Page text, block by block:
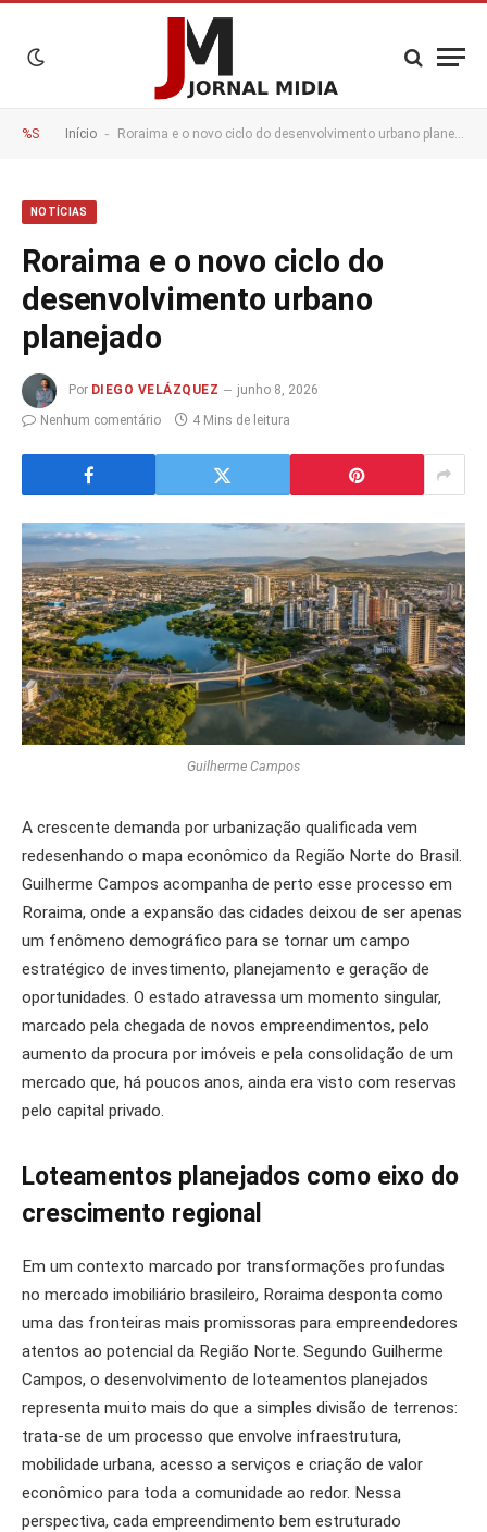
%S Início - Roraima e o novo ciclo do desenvolvimento urbano planejado
NOTÍCIAS
Roraima e o novo ciclo do
desenvolvimento urbano
planejado
Por DIEGO VELÁZQUEZ
junho 8, 2026
Nenhum comentário
4 Mins de leitura
Guilherme Campos
A crescente demanda por urbanização qualificada vem
redesenhando o mapa econômico da Região Norte do Brasil.
Guilherme Campos acompanha de perto esse processo em
Roraima, onde a expansão das cidades deixou de ser apenas
um fenômeno demográfico para se tornar um campo
estratégico de investimento, planejamento e geração de
oportunidades. O estado atravessa um momento singular,
marcado pela chegada de novos empreendimentos, pelo
aumento da procura por imóveis e pela consolidação de um
mercado que, há poucos anos, ainda era visto com reservas
pelo capital privado.
Loteamentos planejados como eixo do
crescimento regional
Em um contexto marcado por transformações profundas
no mercado imobiliário brasileiro, Roraima desponta como
uma das fronteiras mais promissoras para empreendedores
atentos ao potencial da Região Norte. Segundo Guilherme
Campos, o desenvolvimento de loteamentos planejados
representa muito mais do que a simples divisão de terrenos:
trata-se de um processo que envolve infraestrutura,
mobilidade urbana, acesso a serviços e criação de valor
econômico para toda a comunidade ao redor. Nessa
perspectiva, cada empreendimento bem estruturado